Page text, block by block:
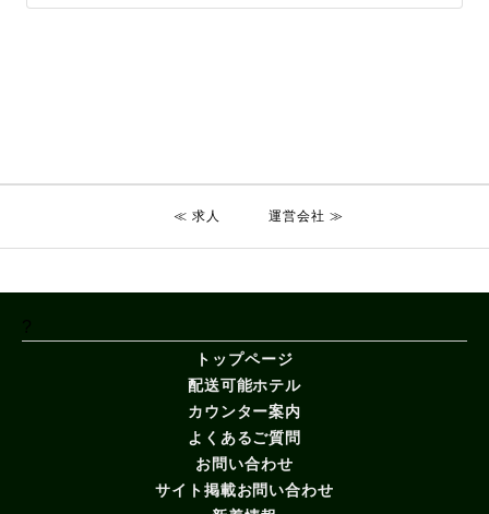
≪ 求人 運営会社 ≫
?
トップページ
配送可能ホテル
カウンター案内
よくあるご質問
お問い合わせ
サイト掲載お問い合わせ